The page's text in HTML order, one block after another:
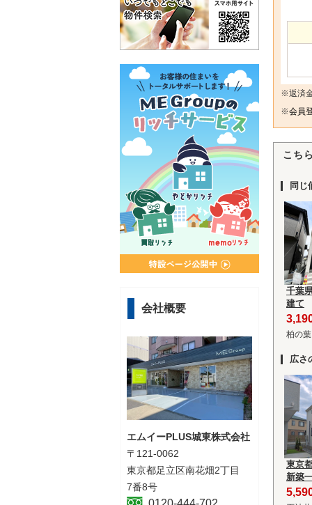
※返済
※会員
こち
同じ
千葉
建て
柏の
広さ
東京
新築
会社概要
エムイーPLUS城東株式会社
〒121-0062
東京都足立区南花畑2丁目
7番8号